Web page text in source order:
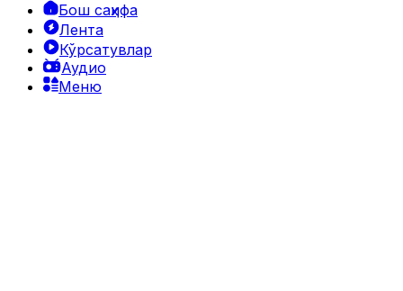
Бош саҳифа
Лента
Кўрсатувлар
Аудио
Меню